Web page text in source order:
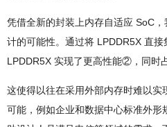
凭借全新的封装上内存自适应 SoC
计的可能性。通过将 LPDDR5X 直
LPDDR5X 实现了更高性能②，同时
这使得以往在采用外部内存时难以实
可能，例如企业和数据中心标准外